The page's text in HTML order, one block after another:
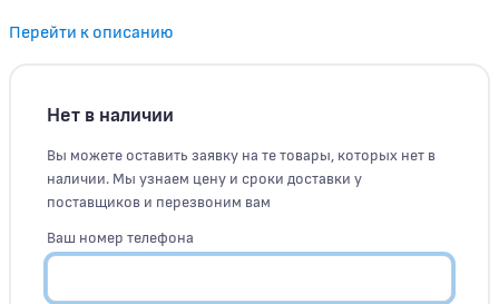
Перейти к описанию
Нет в наличии
Вы можете оставить заявку на те товары, которых нет в
наличии. Мы узнаем цену и сроки доставки у
поставщиков и перезвоним вам
Ваш номер телефона